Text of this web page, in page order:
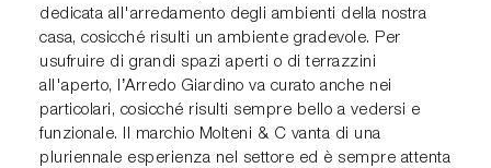
dedicata all'arredamento degli ambienti della nostra
casa, cosicché risulti un ambiente gradevole. Per
usufruire di grandi spazi aperti o di terrazzini
all'aperto, l’Arredo Giardino va curato anche nei
particolari, cosicché risulti sempre bello a vedersi e
funzionale. Il marchio Molteni & C vanta di una
pluriennale esperienza nel settore ed è sempre attenta